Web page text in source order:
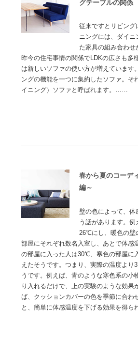
グテーブルの関係
従来ですとリビング
ニングには、ダイニ
た家具の組み合わせ
昨今の住宅事情の関係でLDKの広さも多
は新しいソファの使い方が増えています
ングの機能を一つに集約したソファ。そ
イニング）ソファと呼ばれます。……
春から夏のコーデ
編～
壁の色によって、体
う話があります。例
26℃にし、暖色の壁
部屋にそれぞれ数名入室し、あとで体感
の部屋に入った人は30℃、寒色の部屋に
えたそうです。つまり、実際の温度より
うです。例えば、青のような寒色系の小
り入れるだけで、上の実験のような効果
ば、クッションカバーの色を季節に合わ
と、簡単に体感温度を下げる効果を得ら